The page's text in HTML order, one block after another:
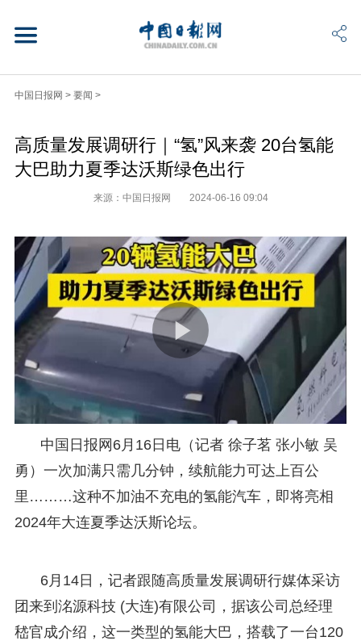
中国日报网 > 要闻 >
高质量发展调研行｜“氢”风来袭 20台氢能
大巴助力夏季达沃斯绿色出行
来源：中国日报网 2024-06-16 09:04
中国日报网6月16日电（记者 徐子茗 张小敏 吴
勇）一次加满只需几分钟，续航能力可达上百公
里………这种不加油不充电的氢能汽车，即将亮相
2024年大连夏季达沃斯论坛。
6月14日，记者跟随高质量发展调研行媒体采访
团来到洺源科技 (大连)有限公司，据该公司总经理
嵇官成介绍，这一类型的氢能大巴，搭载了一台120